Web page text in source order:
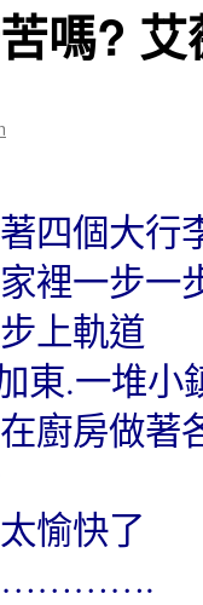
嗎?
四個大行
裡一步一
上軌道
東.一堆小
廚房做著
愉快了